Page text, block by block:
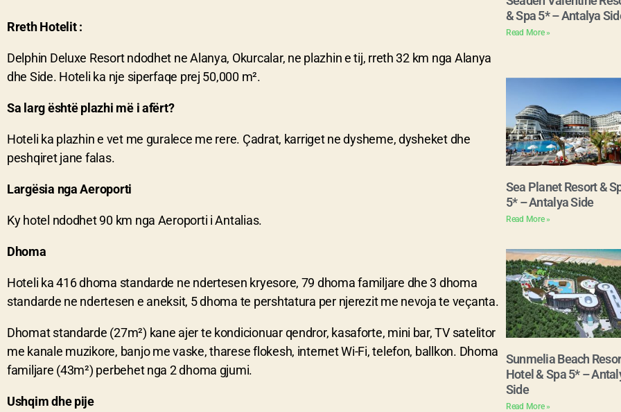
Rreth Hotelit :
Delphin Deluxe Resort ndodhet ne Alanya, Okurcalar, ne plazhin e tij, rreth 32 km nga Alanya
dhe Side. Hoteli ka nje siperfaqe prej 50,000 m².
Sa larg është plazhi më i afërt?
Hoteli ka plazhin e vet me guralece me rere. Çadrat, karriget ne dysheme, dysheket dhe
peshqiret jane falas.
Largësia nga Aeroporti
Ky hotel ndodhet 90 km nga Aeroporti i Antalias.
Dhoma
Hoteli ka 416 dhoma standarde ne ndertesen kryesore, 79 dhoma familjare dhe 3 dhoma
standarde ne ndertesen e aneksit, 5 dhoma te pershtatura per njerezit me nevoja te veçanta.
Dhomat standarde (27m²) kane ajer te kondicionuar qendror, kasaforte, mini bar, TV satelitor
me kanale muzikore, banjo me vaske, tharese flokesh, internet Wi-Fi, telefon, ballkon. Dhoma
familjare (43m²) perbehet nga 2 dhoma gjumi.
Ushqim dhe pije
& Spa 5* – Antalya
Read More »
Sea Planet Resort &
5* – Antalya Side
Read More »
Sunmelia Beach
Hotel & Spa 5* –
Side
Read More »